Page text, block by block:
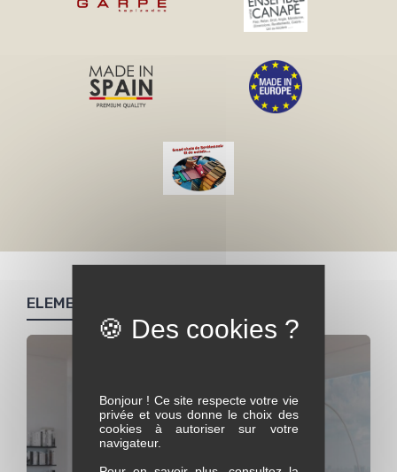
ELEMENTS DE LA COLLECTION TERRA
Bonjour ! Ce site respecte votre vie
privée et vous donne le choix des
cookies à autoriser sur votre
navigateur.